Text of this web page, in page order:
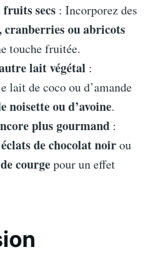
secs : Incorporez des
cranberries ou abricots
touche fruitée.
lait végétal :
lait de coco ou d’amande
noisette ou d’avoine.
plus gourmand :
éclats de chocolat noirou
courgepour un effet